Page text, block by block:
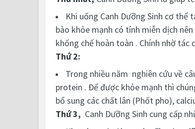
Khi uống Canh Dưỡng Sinh cơ
bào khỏe mạnh có tính miễn dịch
khống chế hoàn toàn . Chính nhờ
Thứ 2:
Trong nhiều năm nghiên cứu về
protein . Để được khỏe mạnh thì
bổ sung các chất lân (Phốt pho),
Thứ 3, Canh Dưỡng Sinh cung cấp